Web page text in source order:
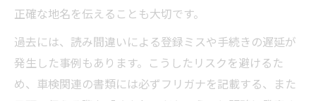
正確な地名を伝えることも大切です。
過去には、読み間違いによる登録ミスや手続きの遅延が
発生した事例もあります。こうしたリスクを避けるた
め、車検関連の書類には必ずフリガナを記載する、また